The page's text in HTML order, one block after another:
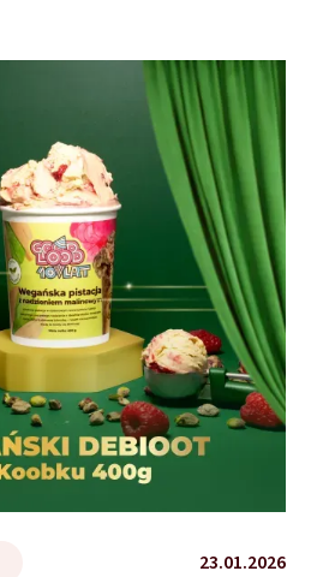
23.01.2026